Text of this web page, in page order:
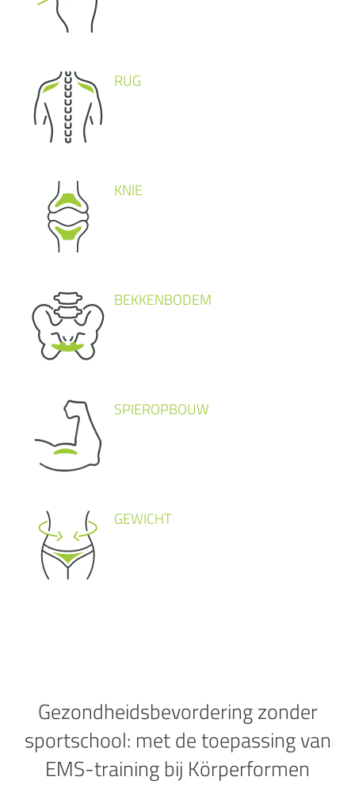
RUG
KNIE
BEKKENBODEM
SPIEROPBOUW
GEWICHT
Gezondheidsbevordering zonder
sportschool: met de toepassing van
EMS-training bij Körperformen